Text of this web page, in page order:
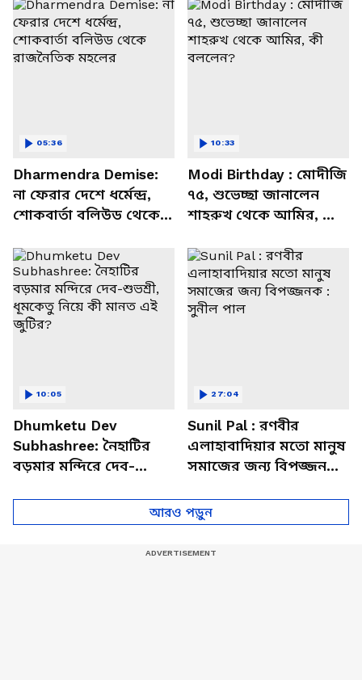
Dharmendra Demise:
না ফেরার দেশে ধর্মেন্দ্র,
শোকবার্তা বলিউড থেকে
05:36
Modi Birthday : মোদীজি
৭৫, শুভেচ্ছা জানালেন
শাহরুখ থেকে আমির, কী
10:33
Dhumketu Dev
Subhashree: নৈহাটির
বড়মার মন্দিরে দেব-
10:05
Sunil Pal : রণবীর
এলাহাবাদিয়ার মতো মানুষ
সমাজের জন্য বিপজ্জনক :
27:04
আরও পড়ুন